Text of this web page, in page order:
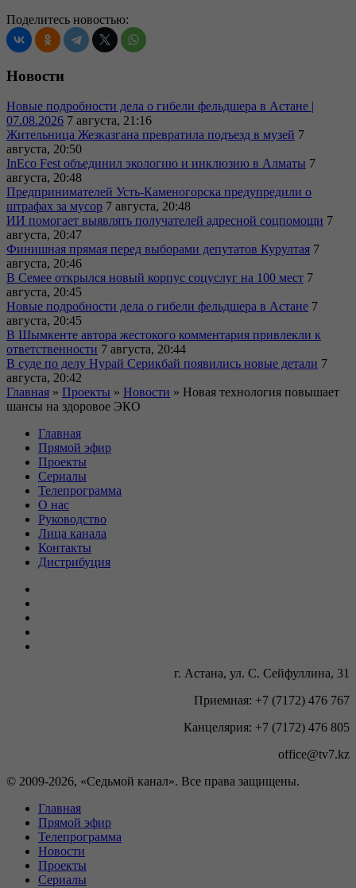
Поделитесь новостью:
Новости
Новые подробности дела о гибели фельдшера в Астане |
07.08.2026 7 августа, 21:16
Жительница Жезказгана превратила подъезд в музей 7
августа, 20:50
InEco Fest объединил экологию и инклюзию в Алматы 7
августа, 20:48
Предпринимателей Усть-Каменогорска предупредили о
штрафах за мусор 7 августа, 20:48
ИИ помогает выявлять получателей адресной соцпомощи 7
августа, 20:47
Финишная прямая перед выборами депутатов Курултая 7
августа, 20:46
В Семее открылся новый корпус соцуслуг на 100 мест 7
августа, 20:45
Новые подробности дела о гибели фельдшера в Астане 7
августа, 20:45
В Шымкенте автора жестокого комментария привлекли к
ответственности 7 августа, 20:44
В суде по делу Нурай Серикбай появились новые детали 7
августа, 20:42
Главная » Проекты » Новости » Новая технология повышает
шансы на здоровое ЭКО
Главная
Прямой эфир
Проекты
Сериалы
Телепрограмма
О нас
Руководство
Лица канала
Контакты
Дистрибуция
г. Астана, ул. С. Сейфуллина, 31
Приемная: +7 (7172) 476 767
Канцелярия: +7 (7172) 476 805
office@tv7.kz
© 2009-2026, «Седьмой канал». Все права защищены.
Главная
Прямой эфир
Телепрограмма
Новости
Проекты
Сериалы